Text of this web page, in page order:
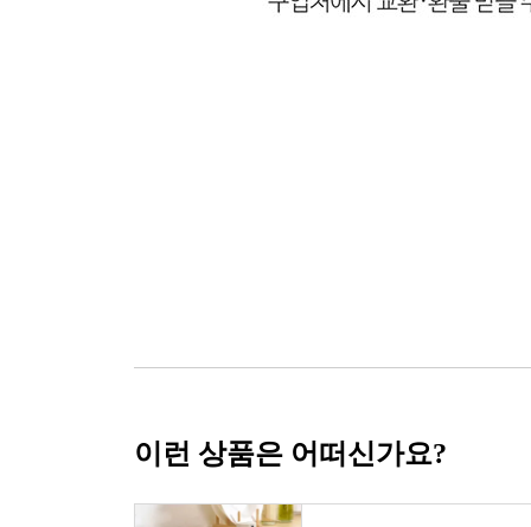
이런 상품은 어떠신가요?